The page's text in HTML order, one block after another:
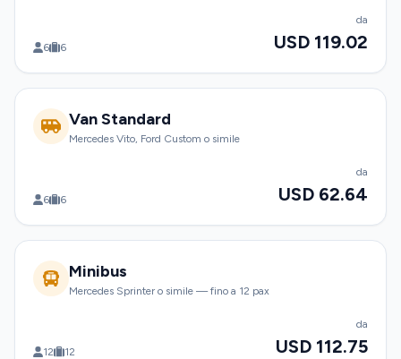
6 6
da
USD 119.02
Van Standard
Mercedes Vito, Ford Custom o simile
6 6
da
USD 62.64
Minibus
Mercedes Sprinter o simile — fino a 12 pax
12 12
da
USD 112.75